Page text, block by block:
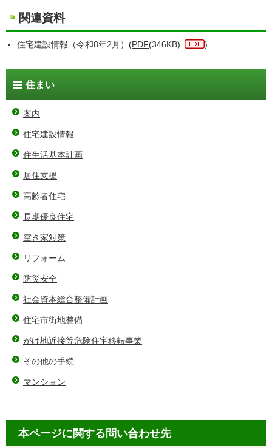
関連資料
住宅建設情報（令和8年2月）(PDF(346KB) )
住まい
案内
住宅建設情報
住生活基本計画
居住支援
高齢者住宅
長期優良住宅
空き家対策
リフォーム
防災安全
社会資本総合整備計画
住宅市街地整備
がけ地近接等危険住宅移転事業
その他の手続
マンション
本ページに関する問い合わせ先